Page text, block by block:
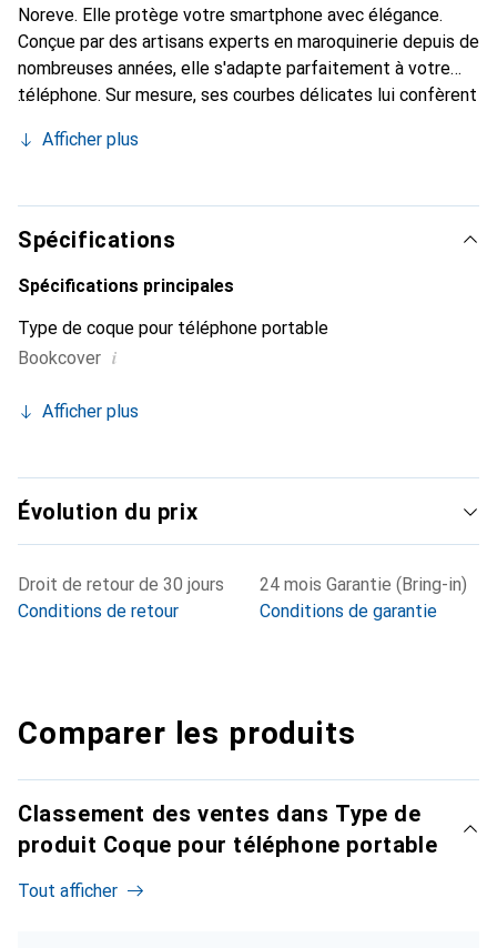
Noreve. Elle protège votre smartphone avec élégance.
Conçue par des artisans experts en maroquinerie depuis de
nombreuses années, elle s'adapte parfaitement à votre
téléphone. Sur mesure, ses courbes délicates lui confèrent
et indispensable pour votre smartphone. Reconnaissable à
marque Noreve est un choix sûr pour une clientèle
exigeante.
Afficher plus
Spécifications
Spécifications principales
Type de coque pour téléphone portable
Bookcover i
Afficher plus
Évolution du prix
Droit de retour de 30 jours
Conditions de retour
24 mois Garantie (Bring-in)
Conditions de garantie
Comparer les produits
Classement des ventes dans Type de
produit Coque pour téléphone portable
Tout afficher